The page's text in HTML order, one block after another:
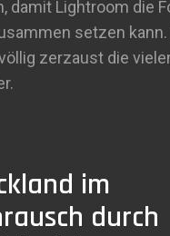
damit Lightroom die
setzen kann.
zerzaust die
im
durch